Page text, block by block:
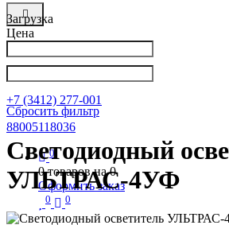
Написать в Телеграм
+7 (3412) 277-001
88005118036
0
0 товаров на0
Оформить заказ
0 0
Загрузка
Цена
Сбросить фильтр
Светодиодный
УЛЬТРАС-4УФ